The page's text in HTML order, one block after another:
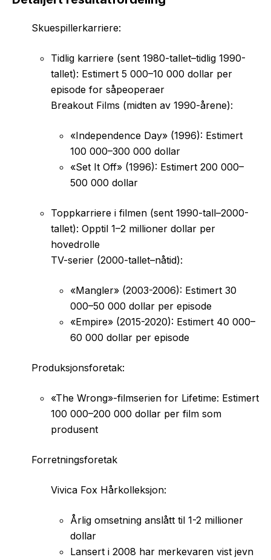
Skuespillerkarriere:
Tidlig karriere (sent 1980-tallet–tidlig 1990-
tallet): Estimert 5 000–10 000 dollar per
episode for såpeoperaer
Breakout Films (midten av 1990-årene):
«Independence Day» (1996): Estimert
100 000–300 000 dollar
«Set It Off» (1996): Estimert 200 000–
500 000 dollar
Toppkarriere i filmen (sent 1990-tall–2000-
tallet): Opptil 1–2 millioner dollar per
hovedrolle
TV-serier (2000-tallet–nåtid):
«Mangler» (2003-2006): Estimert 30
000–50 000 dollar per episode
«Empire» (2015-2020): Estimert 40 000–
60 000 dollar per episode
Produksjonsforetak:
«The Wrong»-filmserien for Lifetime: Estimert
100 000–200 000 dollar per film som
produsent
Forretningsforetak
Vivica Fox Hårkolleksjon:
Årlig omsetning anslått til 1-2 millioner
dollar
Lansert i 2008 har merkevaren vist jevn